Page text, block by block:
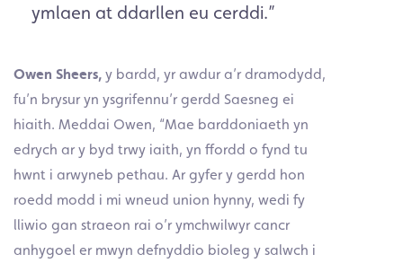
ymlaen at ddarllen eu cerddi.”
Owen Sheers, y bardd, yr awdur a’r dramodydd,
fu’n brysur yn ysgrifennu’r gerdd Saesneg ei
hiaith. Meddai Owen, “Mae barddoniaeth yn
edrych ar y byd trwy iaith, yn ffordd o fynd tu
hwnt i arwyneb pethau. Ar gyfer y gerdd hon
roedd modd i mi wneud union hynny, wedi fy
lliwio gan straeon rai o’r ymchwilwyr cancr
anhygoel er mwyn defnyddio bioleg y salwch i